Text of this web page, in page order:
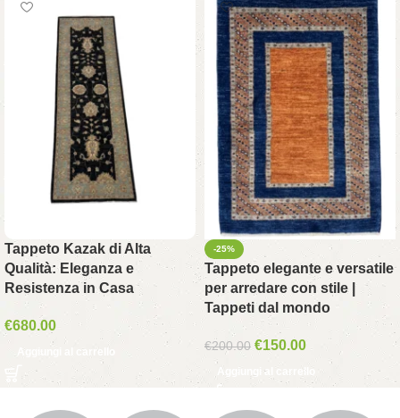
Tappeto Kazak di Alta
Qualità: Eleganza e
Resistenza in Casa
€680.00
Aggiungi al carrello
-25%
Tappeto elegante e versatile
per arredare con stile |
Tappeti dal mondo
€200.00 €150.00
Aggiungi al carrello